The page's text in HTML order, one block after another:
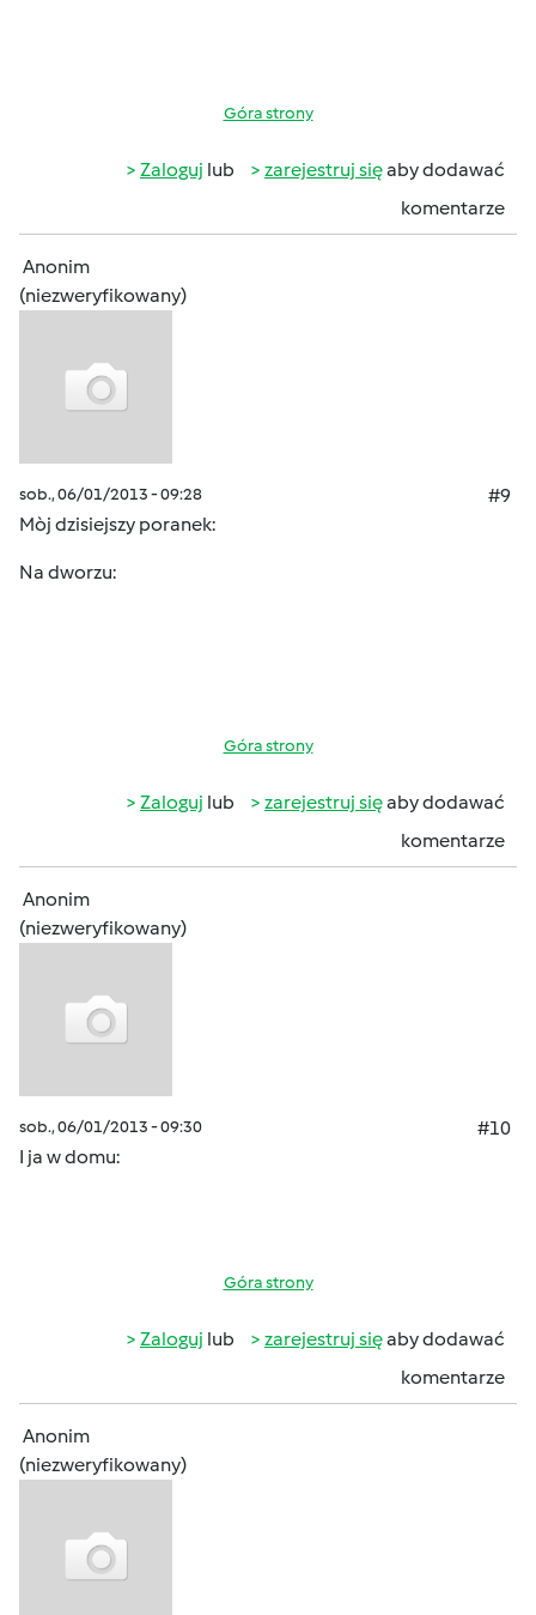
Góra strony
Zaloguj lub zarejestruj sięaby dodawać
komentarze
Anonim
(niezweryfikowany)
sob., 06/01/2013 - 09:28
#9
Mòj dzisiejszy poranek:
Na dworzu:
Góra strony
Zaloguj lub zarejestruj sięaby dodawać
komentarze
Anonim
(niezweryfikowany)
sob., 06/01/2013 - 09:30
#10
I ja w domu:
Góra strony
Zaloguj lub zarejestruj sięaby dodawać
komentarze
Anonim
(niezweryfikowany)